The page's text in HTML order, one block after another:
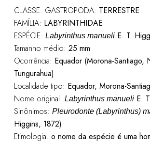
CLASSE: GASTROPODA: TERRESTRE
FAMÍLIA: LABYRINTHIDAE
ESPÉCIE: Labyrinthus manueliE. T.
Tamanho médio: 25 mm
Ocorrência: Equador (Morona-Santiago,
Tungurahua)
Localidade tipo: Equador, Morona-
Nome original: Labyrinthus manueliE.
Sinônimos: Pleurodonte (Labyrinthus)
Higgins, 1872)
Etimologia: o nome da espécie é uma